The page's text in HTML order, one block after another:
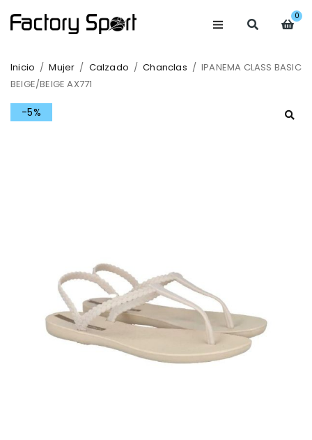
0
Inicio / Mujer / Calzado / Chanclas / IPANEMA CLASS BASIC
BEIGE/BEIGE AX771
-5%